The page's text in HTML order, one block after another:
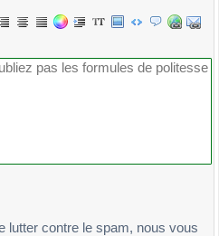
lutter contre le spam, nous vous